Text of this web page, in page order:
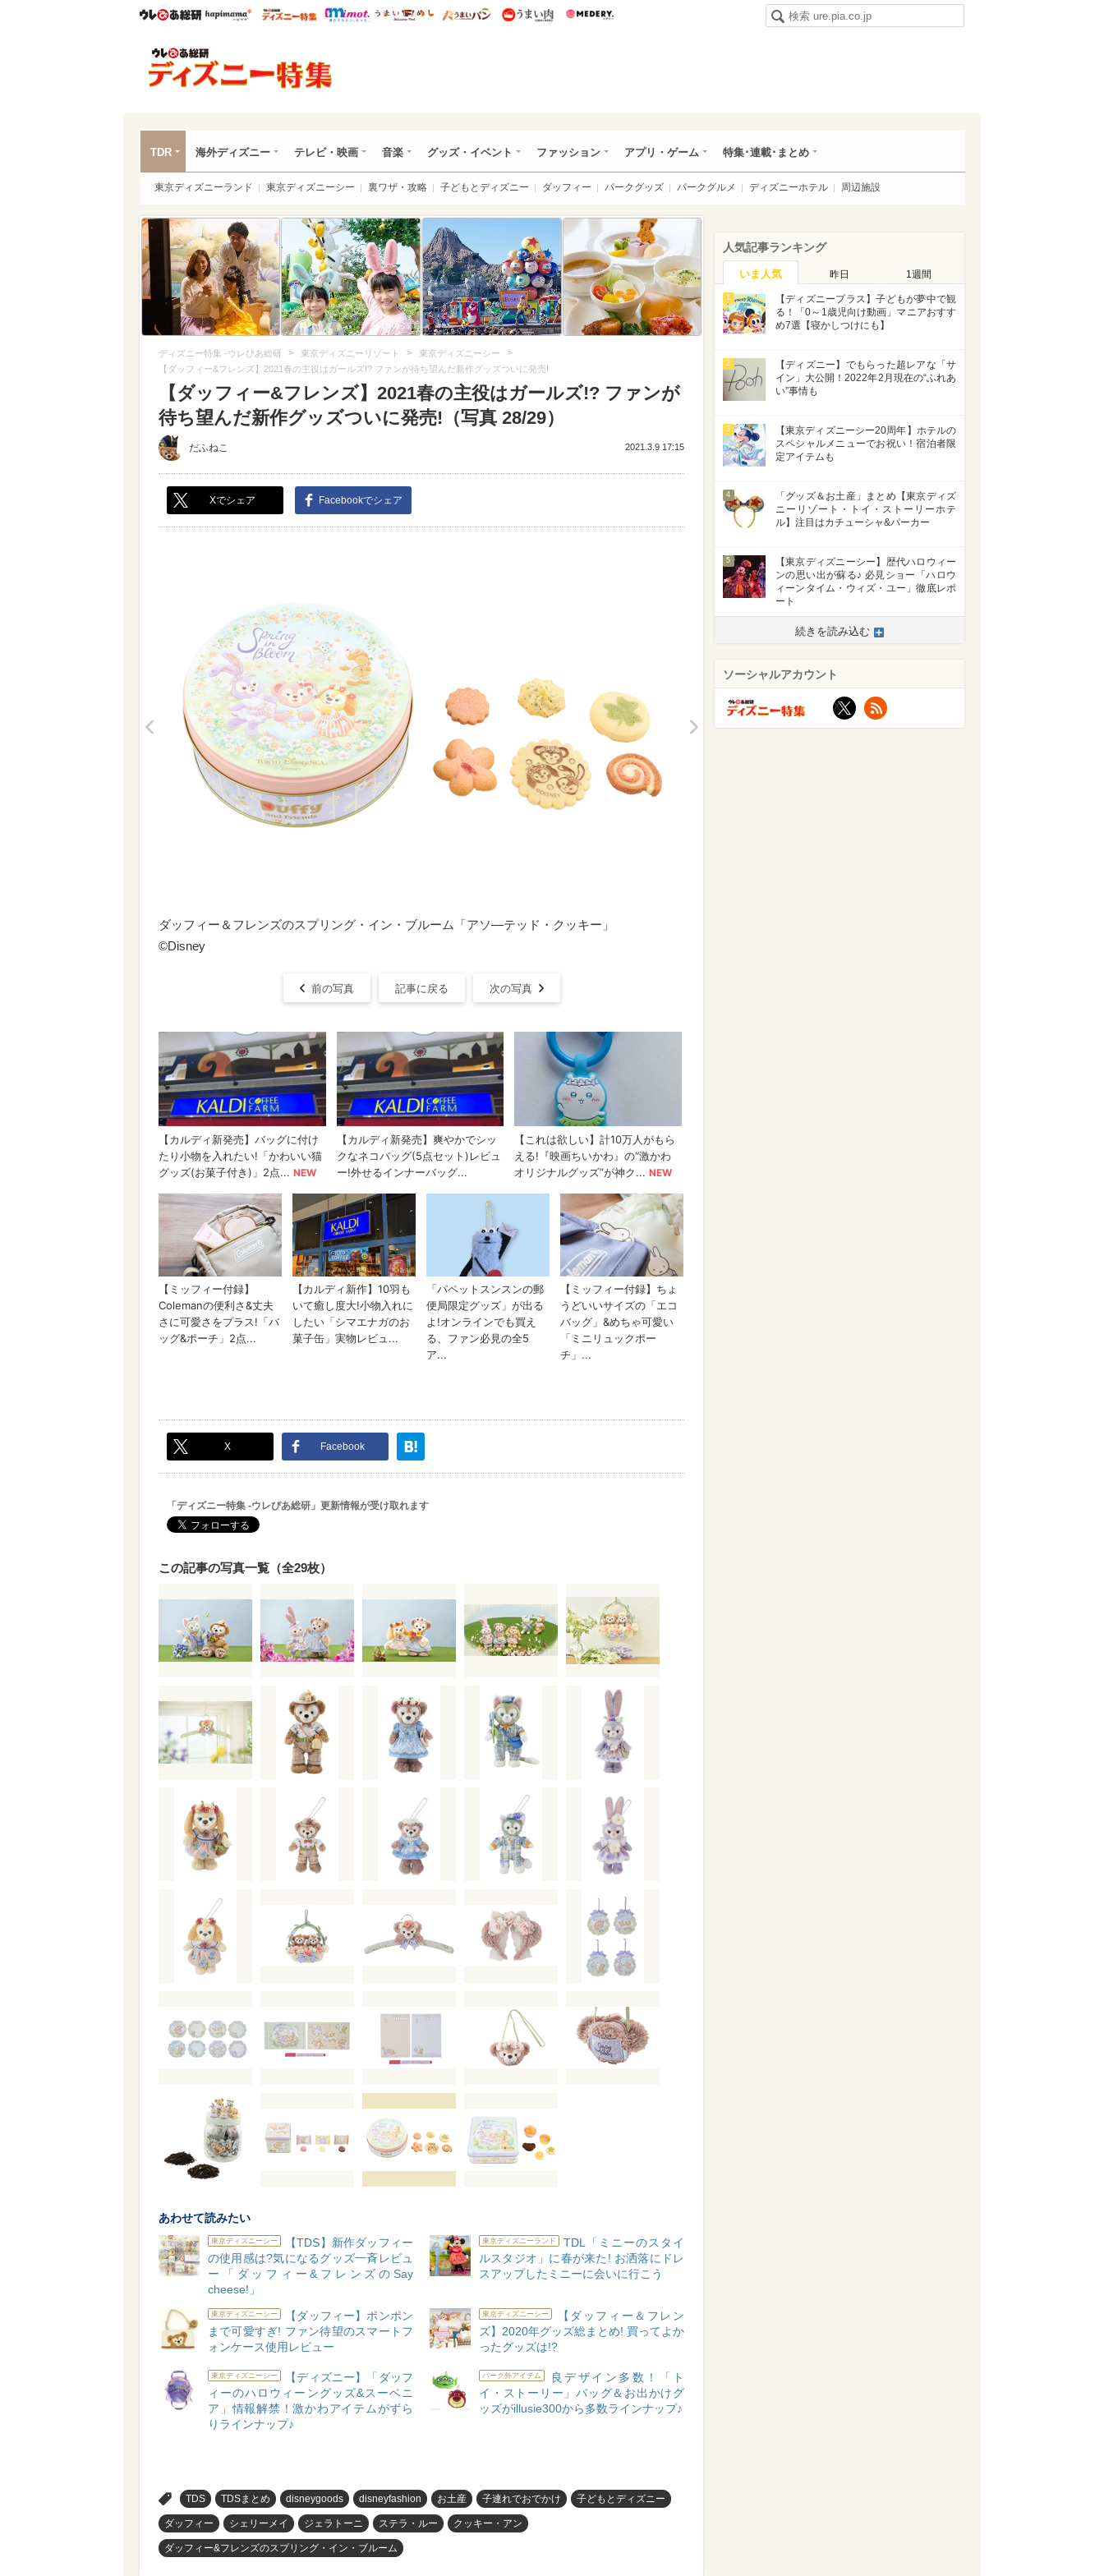
ウレぴあ総研ハピママ* ウレぴあ総研 ディズニー特集
mimot. うまいめし うまいパン うまい肉
TDR 海外ディズニー テレビ・映画 音楽 グッズ・イベント ファッション アプリ・ゲーム 特集･連載･まとめ
東京ディズニーランド 東京ディズニーシー 裏ワザ・攻略 子どもとディズニー ダッフィー パークグッズ パークグルメ ディズニーホテル 周辺施設
ディズニー特集 -ウレぴあ総研 > 東京ディズニーリゾート > 東京ディズニーシー >
【ダッフィー&フレンズ】2021春の主役はガールズ!? ファンが待ち望んだ新作グッズついに発売!
【ダッフィー&フレンズ】2021春の主役はガールズ!? ファンが
待ち望んだ新作グッズついに発売!（写真 28/29）
だふねこ 2021.3.9 17:15
Xでシェア Facebookでシェア
>
ダッフィー＆フレンズのスプリング・イン・ブルーム「アソ―テッド・クッキー」
©Disney
前の写真 記事に戻る 次の写真
X Facebook
「ディズニー特集 -ウレぴあ総研」更新情報が受け取れます
この記事の写真一覧（全29枚）
あわせて読みたい
東京ディズニーシー
【TDS】新作ダッフィー
の使用感は?気になるグッズ一斉レビュ
ー「ダッフィー&フレンズのSay
cheese!」
東京ディズニーランド
TDL「ミニーのスタイ
ルスタジオ」に春が来た! お洒落にドレ
スアップしたミニーに会いに行こう
東京ディズニーシー
【ダッフィー】ポンポン
まで可愛すぎ! ファン待望のスマートフ
ォンケース使用レビュー
東京ディズニーシー
【ダッフィー＆フレン
ズ】2020年グッズ総まとめ! 買ってよか
ったグッズは!?
東京ディズニーシー
【ディズニー】「ダッフ
ィーのハロウィーングッズ&スーベニ
ア」情報解禁！激かわアイテムがずら
りラインナップ♪
パーク外アイテム
良デザイン多数！「ト
イ・ストーリー」バッグ＆お出かけグ
ッズがillusie300から多数ラインナップ♪
TDS TDSまとめ disneygoods disneyfashion お土産 子連れでおでかけ 子どもとディズニー
ダッフィー シェリーメイ ジェラトーニ ステラ・ルー クッキー・アン
ダッフィー&フレンズのスプリング・イン・ブルーム
人気記事ランキング
いま人気 昨日 1週間
1
【ディズニープラス】子どもが夢中で観
る！「0～1歳児向け動画」マニアおすす
め7選【寝かしつけにも】
2
【ディズニー】でもらった超レアな「サ
イン」大公開！2022年2月現在の“ふれあ
い”事情も
3
【東京ディズニーシー20周年】ホテルの
スペシャルメニューでお祝い！宿泊者限
定アイテムも
4
「グッズ＆お土産」まとめ【東京ディズ
ニーリゾート・トイ・ストーリーホテ
ル】注目はカチューシャ&パーカー
5
【東京ディズニーシー】歴代ハロウィー
ンの思い出が蘇る♪ 必見ショー「ハロウ
ィーンタイム・ウィズ・ユー」徹底レポ
ート
続きを読み込む
ソーシャルアカウント
X